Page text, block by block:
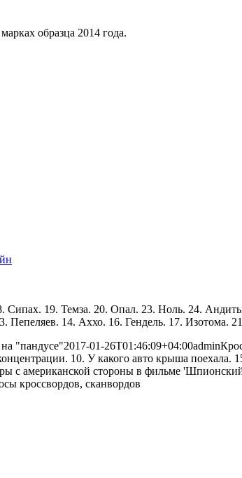
образца 2014 года.
19. Темза. 20. Опал. 23. Ноль. 24.
14. Аххо. 16. Гендель. 17. Изотома.
"пандусе"2017-01-26T01:46:09+04:00admin
10. У какого авто крыша поехала.
с американской стороны в фильме